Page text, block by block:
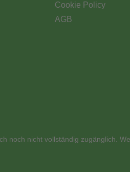
Cookie Policy
AGB
nicht vollständig zugänglich.